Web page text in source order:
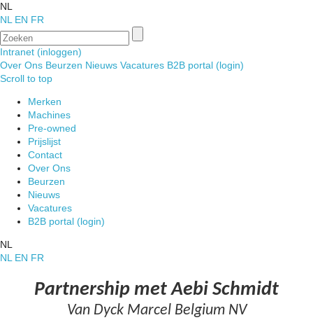
NL
NL EN FR
Intranet (inloggen)
Over Ons Beurzen Nieuws Vacatures B2B portal (login)
Scroll to top
Merken
Machines
Pre-owned
Prijslijst
Contact
Over Ons
Beurzen
Nieuws
Vacatures
B2B portal (login)
NL
NL EN FR
Partnership met Aebi Schmidt
Van Dyck Marcel Belgium NV